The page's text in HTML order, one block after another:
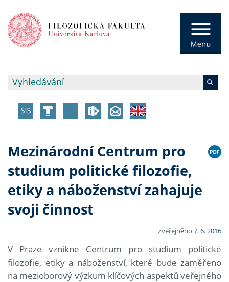
Mezinárodní Centrum pro
studium politické filozofie,
etiky a náboženství zahajuje
svoji činnost
Zveřejněno 7. 6. 2016
V Praze vznikne Centrum pro studium politické
filozofie, etiky a náboženství, které bude zaměřeno
na mezioborový výzkum klíčových aspektů veřejného